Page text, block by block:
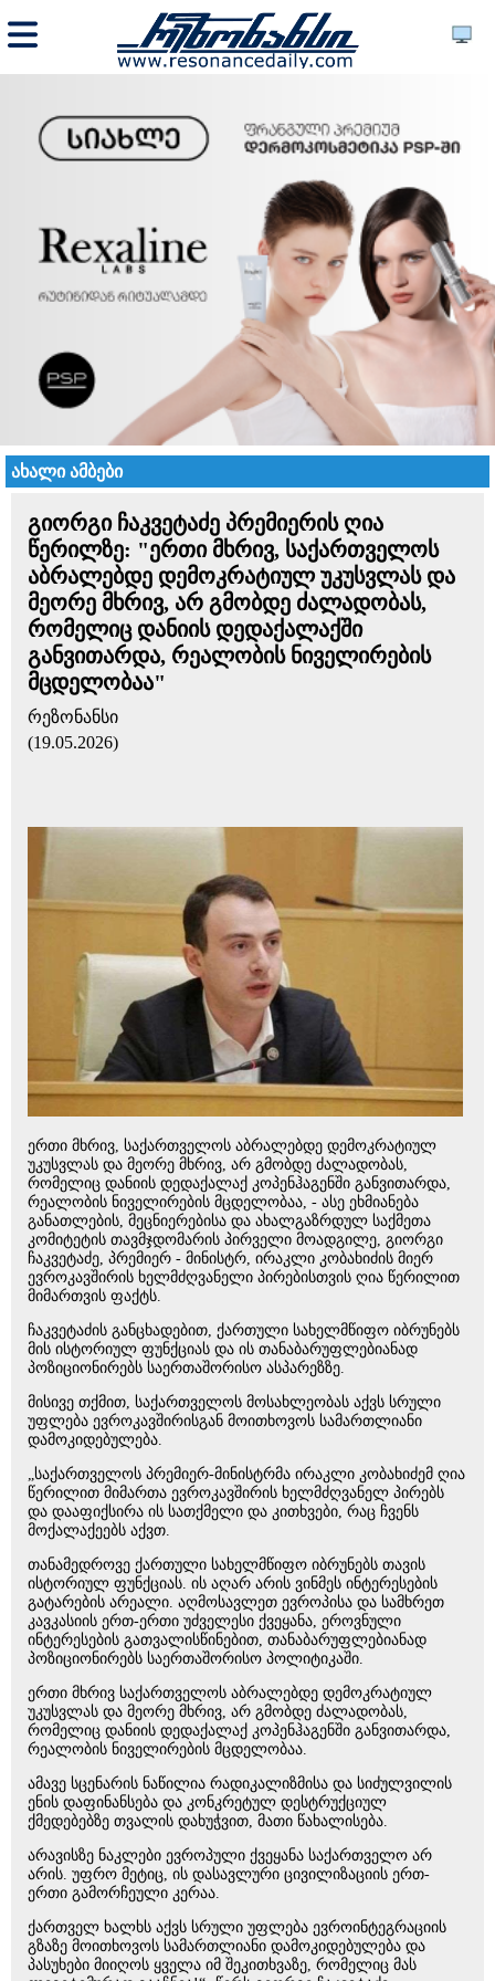
ახალი ამბები
გიორგი ჩაკვეტაძე პრემიერის ღია
წერილზე: "ერთი მხრივ, საქართველოს
აბრალებდე დემოკრატიულ უკუსვლას და
მეორე მხრივ, არ გმობდე ძალადობას,
რომელიც დანიის დედაქალაქში
განვითარდა, რეალობის ნიველირების
მცდელობაა"
რეზონანსი
(19.05.2026)
ერთი მხრივ, საქართველოს აბრალებდე დემოკრატიულ
უკუსვლას და მეორე მხრივ, არ გმობდე ძალადობას,
რომელიც დანიის დედაქალაქ კოპენჰაგენში განვითარდა,
რეალობის ნიველირების მცდელობაა, - ასე ეხმიანება
განათლების, მეცნიერებისა და ახალგაზრდულ საქმეთა
კომიტეტის თავმჯდომარის პირველი მოადგილე, გიორგი
ჩაკვეტაძე, პრემიერ - მინისტრ, ირაკლი კობახიძის მიერ
ევროკავშირის ხელმძღვანელი პირებისთვის ღია წერილით
მიმართვის ფაქტს.
ჩაკვეტაძის განცხადებით, ქართული სახელმწიფო იბრუნებს
მის ისტორიულ ფუნქციას და ის თანაბარუფლებიანად
პოზიციონირებს საერთაშორისო ასპარეზზე.
მისივე თქმით, საქართველოს მოსახლეობას აქვს სრული
უფლება ევროკავშირისგან მოითხოვოს სამართლიანი
დამოკიდებულება.
„საქართველოს პრემიერ-მინისტრმა ირაკლი კობახიძემ ღია
წერილით მიმართა ევროკავშირის ხელმძღვანელ პირებს
და დააფიქსირა ის სათქმელი და კითხვები, რაც ჩვენს
მოქალაქეებს აქვთ.
თანამედროვე ქართული სახელმწიფო იბრუნებს თავის
ისტორიულ ფუნქციას. ის აღარ არის ვინმეს ინტერესების
გატარების არეალი. აღმოსავლეთ ევროპისა და სამხრეთ
კავკასიის ერთ-ერთი უძველესი ქვეყანა, ეროვნული
ინტერესების გათვალისწინებით, თანაბარუფლებიანად
პოზიციონირებს საერთაშორისო პოლიტიკაში.
ერთი მხრივ საქართველოს აბრალებდე დემოკრატიულ
უკუსვლას და მეორე მხრივ, არ გმობდე ძალადობას,
რომელიც დანიის დედაქალაქ კოპენჰაგენში განვითარდა,
რეალობის ნიველირების მცდელობაა.
ამავე სცენარის ნაწილია რადიკალიზმისა და სიძულვილის
ენის დაფინანსება და კონკრეტულ დესტრუქციულ
ქმედებებზე თვალის დახუჭვით, მათი წახალისება.
არავისზე ნაკლები ევროპული ქვეყანა საქართველო არ
არის. უფრო მეტიც, ის დასავლური ცივილიზაციის ერთ-
ერთი გამორჩეული კერაა.
ქართველ ხალხს აქვს სრული უფლება ევროინტეგრაციის
გზაზე მოითხოვოს სამართლიანი დამოკიდებულება და
პასუხები მიიღოს ყველა იმ შეკითხვაზე, რომელიც მას